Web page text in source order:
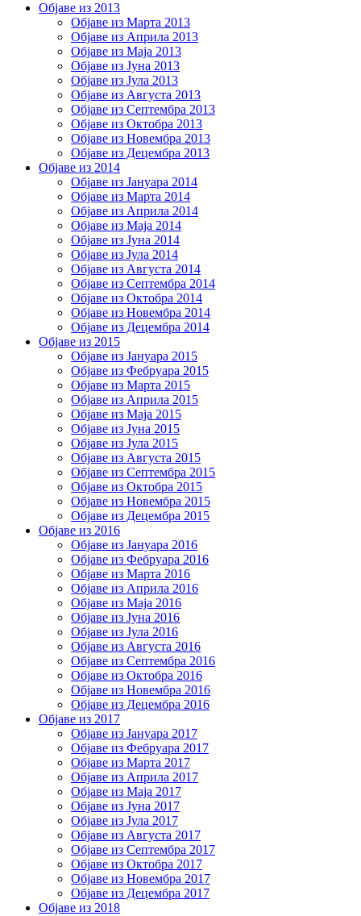
Објаве из 2013
Објаве из Марта 2013
Објаве из Априла 2013
Објаве из Маја 2013
Објаве из Јунa 2013
Објаве из Јула 2013
Објаве из Августа 2013
Објаве из Септембра 2013
Објаве из Октобра 2013
Објаве из Новембра 2013
Објаве из Децембра 2013
Објаве из 2014
Објаве из Јануара 2014
Објаве из Марта 2014
Објаве из Априла 2014
Објаве из Маја 2014
Објаве из Јуна 2014
Објаве из Јула 2014
Објаве из Августа 2014
Објаве из Септембра 2014
Објаве из Октобра 2014
Објаве из Новембра 2014
Објаве из Децембра 2014
Објаве из 2015
Објаве из Јануара 2015
Објаве из Фебруара 2015
Објаве из Марта 2015
Објаве из Априла 2015
Објаве из Маја 2015
Објаве из Јуна 2015
Објаве из Јула 2015
Објаве из Августа 2015
Објаве из Септембра 2015
Објаве из Октобра 2015
Објаве из Новембра 2015
Објаве из Децембра 2015
Објаве из 2016
Објаве из Јануара 2016
Објаве из Фебруара 2016
Објаве из Марта 2016
Објаве из Априла 2016
Објаве из Маја 2016
Објаве из Јуна 2016
Објаве из Јула 2016
Објаве из Августа 2016
Објаве из Септембра 2016
Објаве из Октобра 2016
Објаве из Новембра 2016
Објаве из Децембра 2016
Објаве из 2017
Објаве из Јануара 2017
Објаве из Фебруара 2017
Објаве из Марта 2017
Објаве из Априла 2017
Објаве из Маја 2017
Објаве из Јуна 2017
Објаве из Јула 2017
Објаве из Августа 2017
Објаве из Септембра 2017
Објаве из Октобра 2017
Објаве из Новембра 2017
Објаве из Децембра 2017
Објаве из 2018